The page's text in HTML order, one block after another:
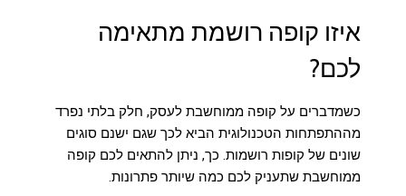
איזו קופה רושמת מתאימה
לכם?
כשמדברים על קופה ממוחשבת לעסק, חלק בלתי נפרד
מההתפתחות הטכנולוגית הביא לכך שגם ישנם סוגים
שונים של קופות רושמות. כך, ניתן להתאים לכם קופה
ממוחשבת שתעניק לכם כמה שיותר פתרונות.